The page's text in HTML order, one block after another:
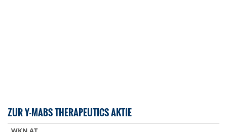
ZUR Y-MABS THERAPEUTICS AKTIE